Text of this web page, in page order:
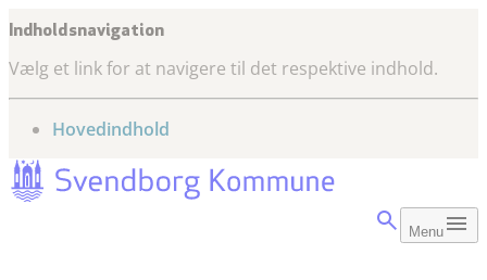
Indholdsnavigation
Vælg et link for at navigere til det respektive indhold.
gå til
Hovedindhold
Menu